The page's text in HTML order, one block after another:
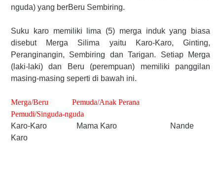
nguda) yang berBeru Sembiring.
Suku karo memiliki lima (5) merga induk yang biasa
disebut Merga Silima yaitu Karo-Karo, Ginting,
Peranginangin, Sembiring dan Tarigan. Setiap Merga
(laki-laki) dan Beru (perempuan) memiliki panggilan
masing-masing seperti di bawah ini.
Merga/Beru Pemuda/Anak Perana
Pemudi/Singuda-nguda
Karo-Karo Mama Karo Nande
Karo